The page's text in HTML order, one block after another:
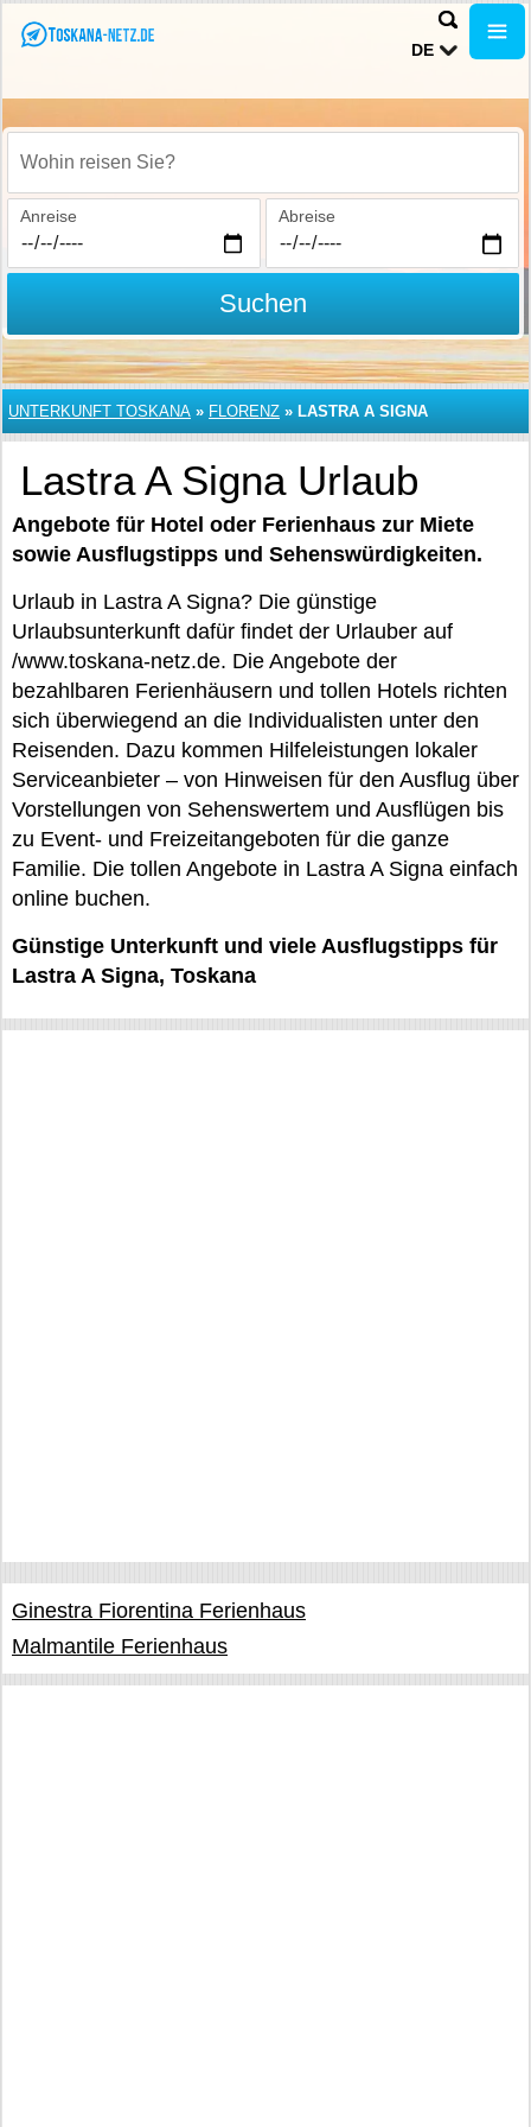
DE
Wohin reisen Sie?
Anreise Abreise
Suchen
UNTERKUNFT TOSKANA » FLORENZ » LASTRA A SIGNA
Lastra A Signa Urlaub
Angebote für Hotel oder Ferienhaus zur Miete
sowie Ausflugstipps und Sehenswürdigkeiten.
Urlaub in Lastra A Signa? Die günstige
Urlaubsunterkunft dafür findet der Urlauber auf
/www.toskana-netz.de. Die Angebote der
bezahlbaren Ferienhäusern und tollen Hotels richten
sich überwiegend an die Individualisten unter den
Reisenden. Dazu kommen Hilfeleistungen lokaler
Serviceanbieter – von Hinweisen für den Ausflug über
Vorstellungen von Sehenswertem und Ausflügen bis
zu Event- und Freizeitangeboten für die ganze
Familie. Die tollen Angebote in Lastra A Signa einfach
online buchen.
Günstige Unterkunft und viele Ausflugstipps für
Lastra A Signa, Toskana
Ginestra Fiorentina Ferienhaus
Malmantile Ferienhaus